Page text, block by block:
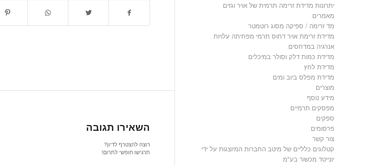
השאירו תגובה
רוצה להצטרף לדיון?
תרגישו חופשי לתרום!
יתרונות מדידת זרימה תרמית של אויר וגזים
מאמרים
מד זרימה / ספיקה מסוג רוטמטר
מדידת זרימת אויר דחוס תרמי מפחיתה עלויות
אנרגיה במדחסים
מדידת כמות דלק וסולר במיכלים
מדידת לחץ
מדידת מפלס ביוב ומים
מוצרים
מידע נוסף
מפסקים תרמיים
ספקים
פרסומים
צור קשר
קטלוגים כלליים של מיטב החברות המיוצגות על ידי
יונייטד מכשור בע"מ